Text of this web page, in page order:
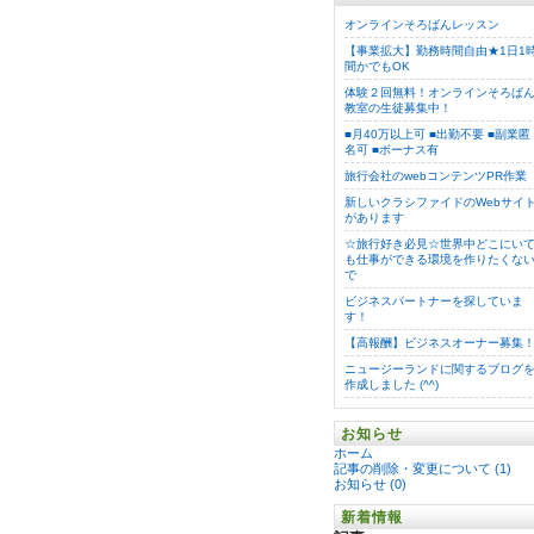
オンラインそろばんレッスン
【事業拡大】勤務時間自由★1日1
間かでもOK
体験２回無料！オンラインそろばん
教室の生徒募集中！
■月40万以上可 ■出勤不要 ■副業匿
名可 ■ボーナス有
旅行会社のwebコンテンツPR作業
新しいクラシファイドのWebサイト
があります
☆旅行好き必見☆世界中どこにいて
も仕事ができる環境を作りたくない
で
ビジネスパートナーを探していま
す！
【高報酬】ビジネスオーナー募集！
ニュージーランドに関するブログを
作成しました (^^)
お知らせ
ホーム
記事の削除・変更について (1)
お知らせ (0)
新着情報